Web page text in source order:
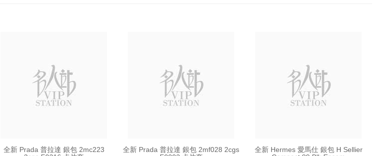
全新 Prada 普拉達 銀包 2mc223
全新 Prada 普拉達 銀包 2mf028 2cgs
全新 Hermes 愛馬仕 銀包 H Sellier